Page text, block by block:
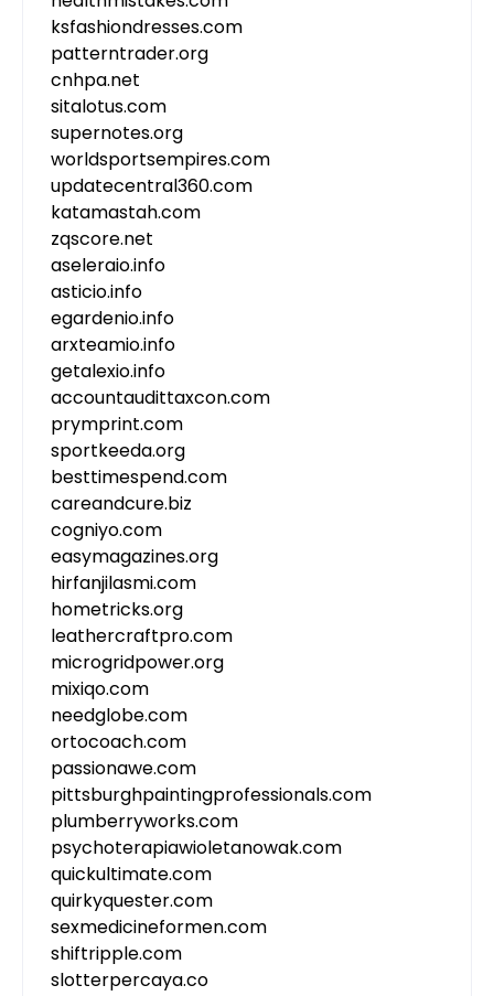
ksfashiondresses.com
patterntrader.org
cnhpa.net
sitalotus.com
supernotes.org
worldsportsempires.com
updatecentral360.com
katamastah.com
zqscore.net
aseleraio.info
asticio.info
egardenio.info
arxteamio.info
getalexio.info
accountaudittaxcon.com
prymprint.com
sportkeeda.org
besttimespend.com
careandcure.biz
cogniyo.com
easymagazines.org
hirfanjilasmi.com
hometricks.org
leathercraftpro.com
microgridpower.org
mixiqo.com
needglobe.com
ortocoach.com
passionawe.com
pittsburghpaintingprofessionals.com
plumberryworks.com
psychoterapiawioletanowak.com
quickultimate.com
quirkyquester.com
sexmedicineformen.com
shiftripple.com
slotterpercaya.co